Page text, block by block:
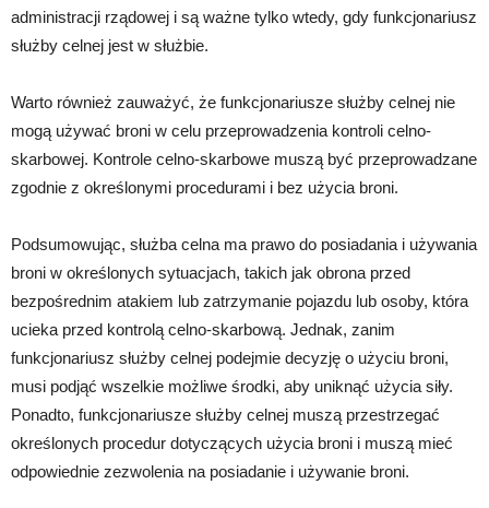
administracji rządowej i są ważne tylko wtedy, gdy funkcjonariusz
służby celnej jest w służbie.
Warto również zauważyć, że funkcjonariusze służby celnej nie
mogą używać broni w celu przeprowadzenia kontroli celno-
skarbowej. Kontrole celno-skarbowe muszą być przeprowadzane
zgodnie z określonymi procedurami i bez użycia broni.
Podsumowując, służba celna ma prawo do posiadania i używania
broni w określonych sytuacjach, takich jak obrona przed
bezpośrednim atakiem lub zatrzymanie pojazdu lub osoby, która
ucieka przed kontrolą celno-skarbową. Jednak, zanim
funkcjonariusz służby celnej podejmie decyzję o użyciu broni,
musi podjąć wszelkie możliwe środki, aby uniknąć użycia siły.
Ponadto, funkcjonariusze służby celnej muszą przestrzegać
określonych procedur dotyczących użycia broni i muszą mieć
odpowiednie zezwolenia na posiadanie i używanie broni.